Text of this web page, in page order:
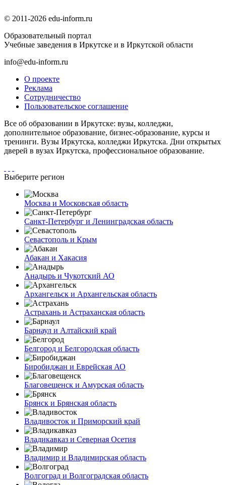
© 2011-2026 edu-inform.ru
Образовательный портал
Учебные заведения в Иркутске и в Иркутской области
info@edu-inform.ru
О проекте
Реклама
Сотрудничество
Пользовательское соглашение
Все об образовании в Иркутске: вузы, колледжи,
дополнительное образование, бизнес-образование, курсы и
тренинги. Вузы Иркутска, колледжи Иркутска. Дни открытых
дверей в вузах Иркутска, профессиональное образование.
Выберите регион
Москва и Московская область
Санкт-Петербург и Ленинградская область
Севастополь и Крым
Абакан и Хакасия
Анадырь и Чукотский АО
Архангельск и Архангельская область
Астрахань и Астраханская область
Барнаул и Алтайский край
Белгород и Белгородская область
Биробиджан и Еврейская АО
Благовещенск и Амурская область
Брянск и Брянская область
Владивосток и Приморский край
Владикавказ и Северная Осетия
Владимир и Владимирская область
Волгоград и Волгоградская область